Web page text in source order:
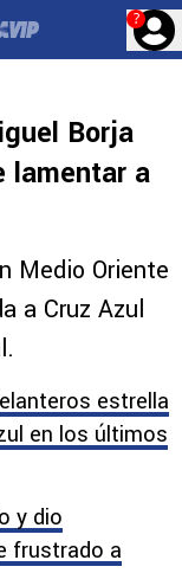
?
Borja
lamentar a
Medio Oriente
a Cruz Azul
estrella
en los últimos
y dio
frustrado a